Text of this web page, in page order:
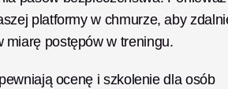
platformy w chmurze, aby
miarę postępów w treningu.
ocenę i szkolenie dla osób